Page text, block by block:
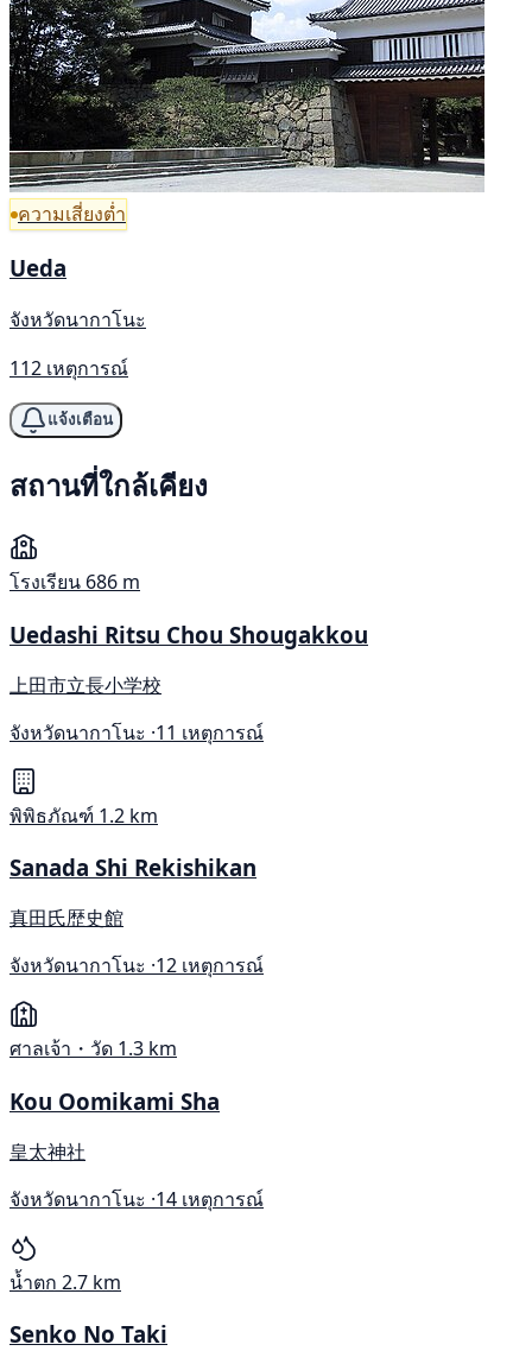
ความเสี่ยงต่ำ
Ueda
จังหวัดนากาโนะ
112 เหตุการณ์
แจ้งเตือน
สถานที่ใกล้เคียง
โรงเรียน 686 m
Uedashi Ritsu Chou Shougakkou
上田市立長小学校
จังหวัดนากาโนะ ·11 เหตุการณ์
พิพิธภัณฑ์ 1.2 km
Sanada Shi Rekishikan
真田氏歴史館
จังหวัดนากาโนะ ·12 เหตุการณ์
ศาลเจ้า・วัด 1.3 km
Kou Oomikami Sha
皇太神社
จังหวัดนากาโนะ ·14 เหตุการณ์
น้ำตก 2.7 km
Senko No Taki